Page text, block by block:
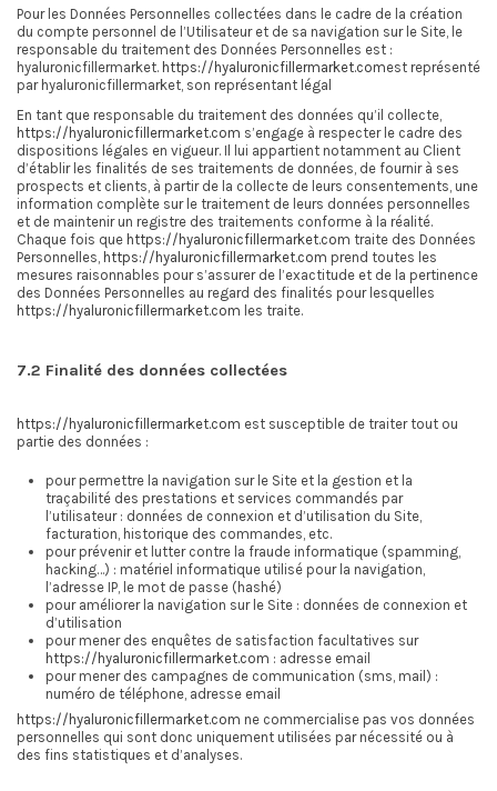
Pour les Données Personnelles collectées dans le cadre de la création
du compte personnel de l’Utilisateur et de sa navigation sur le Site, le
responsable du traitement des Données Personnelles est :
hyaluronicfillermarket. https://hyaluronicfillermarket.comest représenté
par hyaluronicfillermarket, son représentant légal
En tant que responsable du traitement des données qu’il collecte,
https://hyaluronicfillermarket.com s’engage à respecter le cadre des
dispositions légales en vigueur. Il lui appartient notamment au Client
d’établir les finalités de ses traitements de données, de fournir à ses
prospects et clients, à partir de la collecte de leurs consentements, une
information complète sur le traitement de leurs données personnelles
et de maintenir un registre des traitements conforme à la réalité.
Chaque fois que https://hyaluronicfillermarket.com traite des Données
Personnelles, https://hyaluronicfillermarket.com prend toutes les
mesures raisonnables pour s’assurer de l’exactitude et de la pertinence
des Données Personnelles au regard des finalités pour lesquelles
https://hyaluronicfillermarket.com les traite.
7.2 Finalité des données collectées
https://hyaluronicfillermarket.com est susceptible de traiter tout ou
partie des données :
pour permettre la navigation sur le Site et la gestion et la
traçabilité des prestations et services commandés par
l’utilisateur : données de connexion et d’utilisation du Site,
facturation, historique des commandes, etc.
pour prévenir et lutter contre la fraude informatique (spamming,
hacking…) : matériel informatique utilisé pour la navigation,
l’adresse IP, le mot de passe (hashé)
pour améliorer la navigation sur le Site : données de connexion et
d’utilisation
pour mener des enquêtes de satisfaction facultatives sur
https://hyaluronicfillermarket.com : adresse email
pour mener des campagnes de communication (sms, mail) :
numéro de téléphone, adresse email
https://hyaluronicfillermarket.com ne commercialise pas vos données
personnelles qui sont donc uniquement utilisées par nécessité ou à
des fins statistiques et d’analyses.